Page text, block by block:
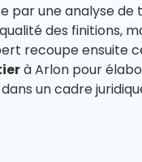
par une analyse de
des finitions,
recoupe ensuite
à Arlon pour
un cadre